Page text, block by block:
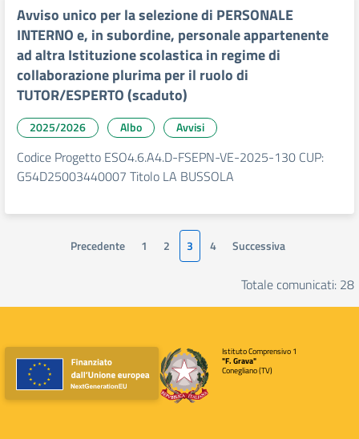
Avviso unico per la selezione di PERSONALE
INTERNO e, in subordine, personale appartenente
ad altra Istituzione scolastica in regime di
collaborazione plurima per il ruolo di
TUTOR/ESPERTO (scaduto)
2025/2026 Albo Avvisi
Codice Progetto ESO4.6.A4.D-FSEPN-VE-2025-130 CUP:
G54D25003440007 Titolo LA BUSSOLA
Precedente 1 2 3 4 Successiva
Totale comunicati: 28
Istituto Comprensivo 1
"F. Grava"
Conegliano (TV)